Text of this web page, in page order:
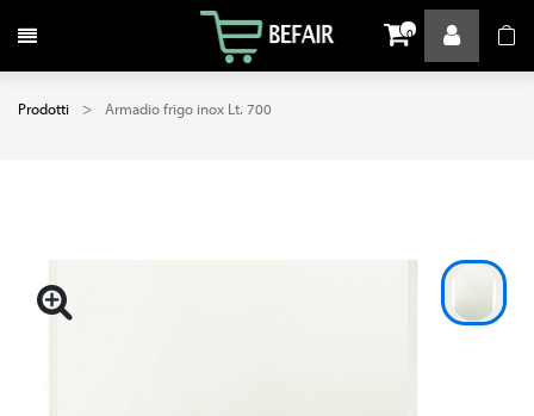
Attiva / disattiva la navigazione 0
Prodotti Armadio frigo inox Lt. 700